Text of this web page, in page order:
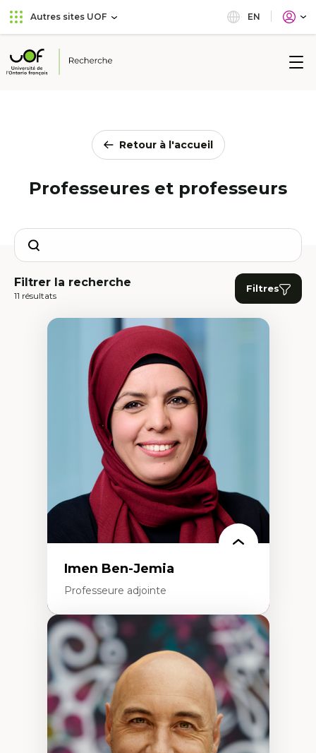
Aller
au
principal
Passer
au
Autres sites UOF EN
Université
Retour à l'accueil
Professeures et professeurs
Search
Filtrer la recherche
11 résultats
Filtres
Imen Ben-Jemia
Professeure adjointe
Expertises
Discours sur la ville et représentations
Mosquées, formes et usages au Canada
Reconnaissance et représentations des
communautés immigrantes dans l'espace
urbain
Design architectural et urbain
Patrimoine et patrimonialisation
Études postcoloniales et décolonisation des
savoirs